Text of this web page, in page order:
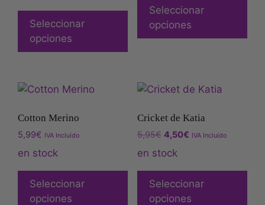
Seleccionar
opciones
Seleccionar
opciones
Cotton Merino
5,99€ IVA Incluído
en stock
Seleccionar
opciones
Cricket de Katia
5,95€ 4,50€ IVA Incluído
en stock
Seleccionar
opciones